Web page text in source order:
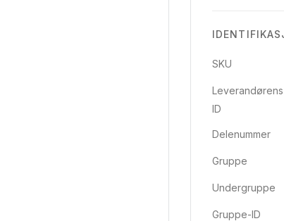
SKU
ID
Delenummer
Gruppe
Undergruppe
Gruppe-ID